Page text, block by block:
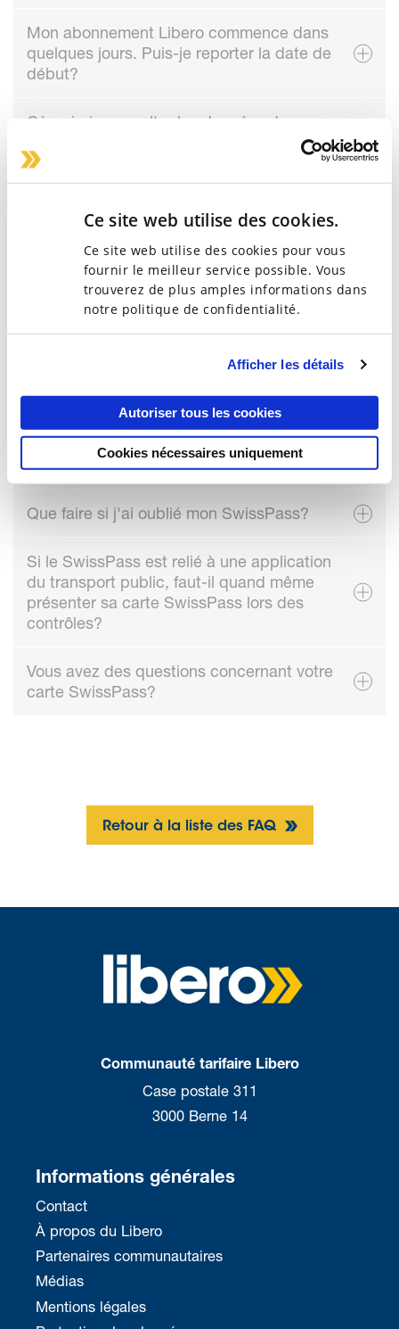
Ce site web utilise des cookies.
Ce site web utilise des cookies pour vous
fournir le meilleur service possible. Vous
trouverez de plus amples informations dans
notre politique de confidentialité.
Afficher les détails
Autoriser tous les cookies
Cookies nécessaires uniquement
Mon abonnement Libero commence dans
quelques jours. Puis-je reporter la date de
début?
Où puis-je consulter les données de mon
Où puis-je modifier mon adresse?
Puis-je interrompre/suspendre
Puis-je modifier les zones de mon
abonnement Libero?
Puis-je recevoir un rappel avant l'expiration
de mon abonnement Libero?
Que faire si j'ai oublié mon SwissPass?
Si le SwissPass est relié à une application
du transport public, faut-il quand même
présenter sa carte SwissPass lors des
contrôles?
Vous avez des questions concernant votre
carte SwissPass?
Retour à la liste des FAQ
Communauté tarifaire Libero
Case postale 311
3000 Berne 14
Informations générales
Contact
À propos du Libero
Partenaires communautaires
Médias
Mentions légales